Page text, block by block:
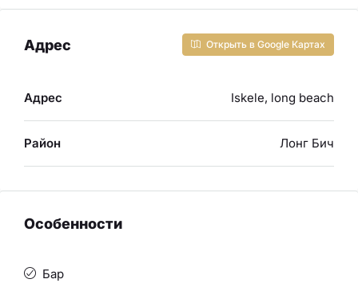
Адрес Открыть в Google Картах
Адрес Iskele, long beach
Район Лонг Бич
Особенности
Бар